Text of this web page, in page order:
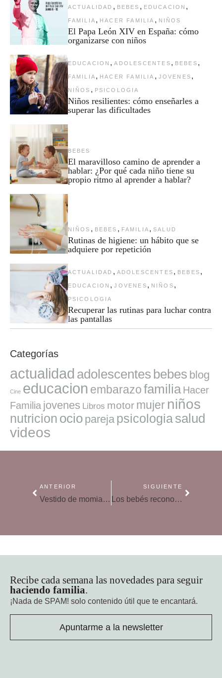
ACTUALIDAD , BEBES , EDUCACION ,
FAMILIA , HACER FAMILIA , NIÑOS
El Papa León XIV en España: cómo
organizarse con niños
EDUCACION , ADOLESCENTES , BEBES ,
FAMILIA , HACER FAMILIA , JOVENES ,
NIÑOS , PSICOLOGIA
Niños resilientes: cómo enseñarles a
superar las dificultades
BEBES
El maravilloso camino de aprender a
hablar: ¿Por qué cada niño tiene su
propio ritmo al aprender a hablar?
NIÑOS , BEBES , FAMILIA , SALUD
Rutinas de higiene: un hábito que se
adquiere por repetición
ACTUALIDAD , ADOLESCENTES , BEBES ,
EDUCACION , JOVENES , NIÑOS ,
PSICOLOGIA
Recuperar las rutinas para luchar contra
las pantallas
Categorías
actualidad adolescentes bebes blog
Cine educacion embarazofamilia Hacer
Familia jovenes Libros motor mujer niños
nutricion ocio pareja psicologiasalud
videos
ANTERIOR
Vestido de momia para un bebé
SIGUIENTE
Los bebés reconocen el significado de las palabras a los seis meses
Recibe cada semana las novedades para seguir
haciendo familia.
¡Nada de SPAM! solo contenido útil que te encantará.
Apuntarme a la newsletter